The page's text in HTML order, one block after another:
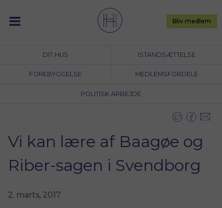
content
DIT HUS ISTANDSÆTTELSE
FOREBYGGELSE MEDLEMSFORDELE
POLITISK ARBEJDE
Bliv medlem
Vi kan lære af Baagøe og
Riber-sagen i Svendborg
2. marts, 2017